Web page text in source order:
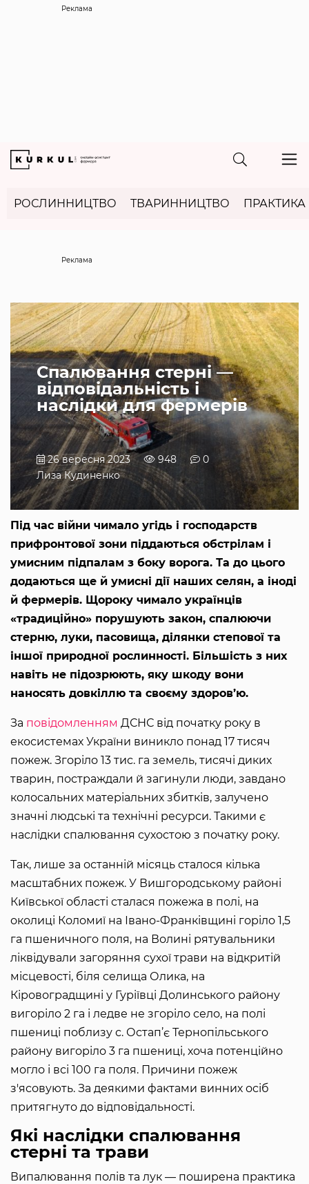
Реклама
РОСЛИННИЦТВО ТВАРИННИЦТВО ПРАКТИКА
Спалювання стерні —
відповідальність і
наслідки для фермерів
26 вересня 2023 948
0
Лиза Кудиненко
Під час війни чимало угідь і господарств
прифронтової зони піддаються обстрілам і
умисним підпалам з боку ворога. Та до цього
додаються ще й умисні дії наших селян, а іноді
й фермерів. Щороку чимало українців
«традиційно» порушують закон, спалюючи
стерню, луки, пасовища, ділянки степової та
іншої природної рослинності. Більшість з них
навіть не підозрюють, яку шкоду вони
наносять довкіллю та своєму здоров’ю.
За повідомленням ДСНС від початку року в
екосистемах України виникло понад 17 тисяч
пожеж. Згоріло 13 тис. га земель, тисячі диких
тварин, постраждали й загинули люди, завдано
колосальних матеріальних збитків, залучено
значні людські та технічні ресурси. Такими є
наслідки спалювання сухостою з початку року.
Так, лише за останній місяць сталося кілька
масштабних пожеж. У Вишгородському районі
Київської області сталася пожежа в полі, на
околиці Коломиї на Івано-Франківщині горіло 1,5
га пшеничного поля, на Волині рятувальники
ліквідували загоряння сухої трави на відкритій
місцевості, біля селища Олика, на
Кіровоградщині у Гуріївці Долинського району
вигоріло 2 га і ледве не згоріло село, на полі
пшениці поблизу с. Остап’є Тернопільського
району вигоріло 3 га пшениці, хоча потенційно
могло і всі 100 га поля. Причини пожеж
з'ясовують. За деякими фактами винних осіб
притягнуто до відповідальності.
Які наслідки спалювання
стерні та трави
Випалювання полів та лук — поширена практика
Реклама